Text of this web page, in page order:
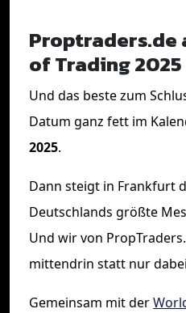
Proptraders.de
of Trading 2025
Und das beste zum
Datum ganz fett im
2025.
Dann steigt in Frankfurt
Deutschlands größte
Und wir von
mittendrin statt nur
Gemeinsam mit der